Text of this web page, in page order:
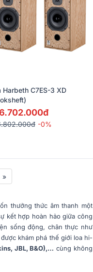
Harbeth C7ES-3 XD
-0%
»
thưởng thức âm thanh một
kết hợp hoàn hảo giữa công
sống động, chân thực như
khám phá thế giới loa hi-
JBL, B&O),… cùng không